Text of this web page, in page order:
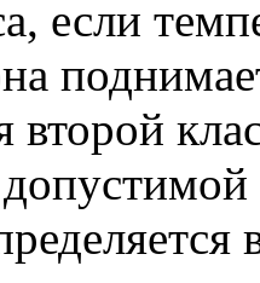
если
второй